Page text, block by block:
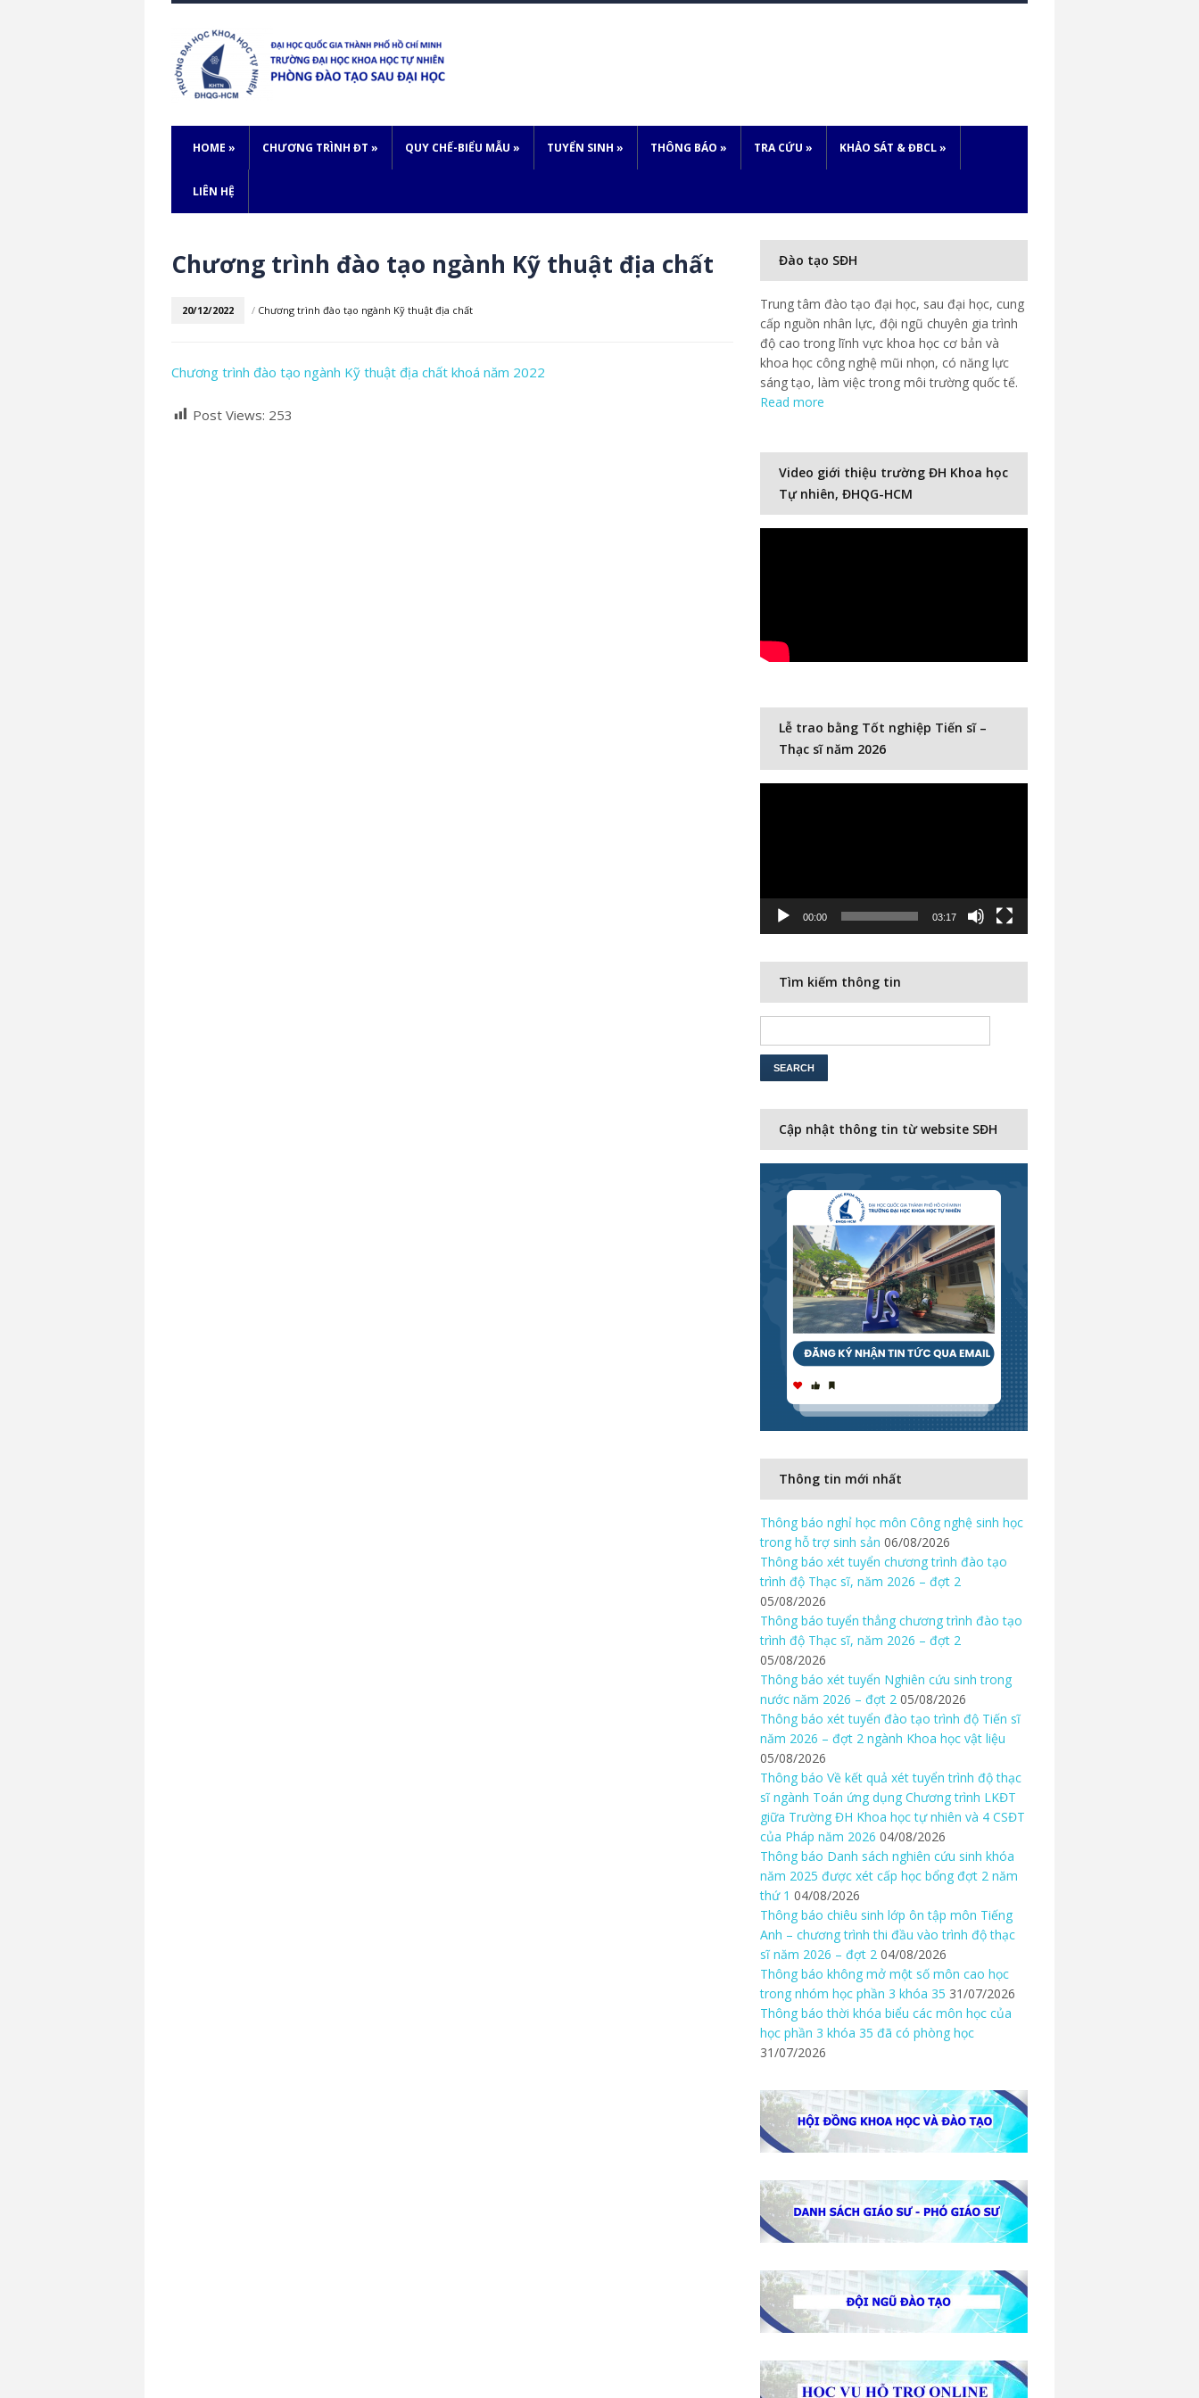
HOME » CHƯƠNG TRÌNH ĐT » QUY CHẾ-BIỂU MẪU » TUYỂN SINH » THÔNG BÁO » TRA CỨU » KHẢO SÁT & ĐBCL»
LIÊN HỆ
Chương trình đào tạo ngành Kỹ thuật địa chất
20/12/2022 / Chương trình đào tạo ngành Kỹ thuật địa chất
Chương trình đào tạo ngành Kỹ thuật địa chất khoá năm 2022
Post Views: 253
Đào tạo SĐH
Trung tâm đào tạo đại học, sau đại học, cung
cấp nguồn nhân lực, đội ngũ chuyên gia trình
độ cao trong lĩnh vực khoa học cơ bản và
khoa học công nghệ mũi nhọn, có năng lực
sáng tạo, làm việc trong môi trường quốc tế.
Read more
Video giới thiệu trường ĐH Khoa học
Tự nhiên, ĐHQG-HCM
Lễ trao bằng Tốt nghiệp Tiến sĩ –
Thạc sĩ năm 2026
00:00 03:17
Tìm kiếm thông tin
Cập nhật thông tin từ website SĐH
Thông tin mới nhất
Thông báo nghỉ học môn Công nghệ sinh học
trong hỗ trợ sinh sản 06/08/2026
Thông báo xét tuyển chương trình đào tạo
trình độ Thạc sĩ, năm 2026 – đợt 2
05/08/2026
Thông báo tuyển thẳng chương trình đào tạo
trình độ Thạc sĩ, năm 2026 – đợt 2
05/08/2026
Thông báo xét tuyển Nghiên cứu sinh trong
nước năm 2026 – đợt 2 05/08/2026
Thông báo xét tuyển đào tạo trình độ Tiến sĩ
năm 2026 – đợt 2 ngành Khoa học vật liệu
05/08/2026
Thông báo Về kết quả xét tuyển trình độ thạc
sĩ ngành Toán ứng dụng Chương trình LKĐT
giữa Trường ĐH Khoa học tự nhiên và 4 CSĐT
của Pháp năm 2026 04/08/2026
Thông báo Danh sách nghiên cứu sinh khóa
năm 2025 được xét cấp học bổng đợt 2 năm
thứ 1 04/08/2026
Thông báo chiêu sinh lớp ôn tập môn Tiếng
Anh – chương trình thi đầu vào trình độ thạc
sĩ năm 2026 – đợt 2 04/08/2026
Thông báo không mở một số môn cao học
trong nhóm học phần 3 khóa 35 31/07/2026
Thông báo thời khóa biểu các môn học của
học phần 3 khóa 35 đã có phòng học
31/07/2026